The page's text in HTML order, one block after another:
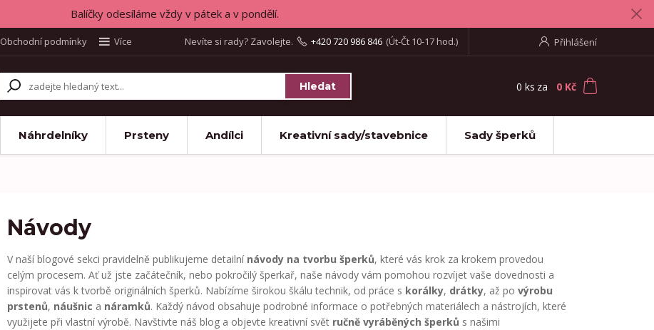
Balíčky odesíláme vždy v pátek a v pondělí.
Obchodní podmínky Více Přihlášení
Hledat
Nevíte si rady? Zavolejte. +420 720 986 846 (Út-Čt 10-17 hod.)
0 ks za 0 Kč
Náhrdelníky Prsteny Andílci Kreativní sady/stavebnice Sady šperků
Návody
V naší blogové sekci pravidelně publikujeme detailní návody na tvorbu šperků, které vás krok za krokem provedou
celým procesem. Ať už jste začátečník, nebo pokročilý šperkař, naše návody vám pomohou rozvíjet vaše dovednosti a
inspirovat vás k tvorbě originálních šperků. Nabízíme širokou škálu technik, od práce s korálky, drátky, až po výrobu
prstenů, náušnic a náramků. Každý návod obsahuje podrobné informace o potřebných materiálech a nástrojích, které
využijete při vlastní výrobě. Navštivte náš blog a objevte kreativní svět ručně vyráběných šperků s našimi